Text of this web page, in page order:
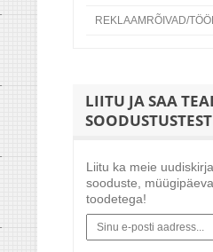
REKLAAMRÕIVAD/
LIITU JA SAA
Liitu ka meie
sooduste,
toodetega!